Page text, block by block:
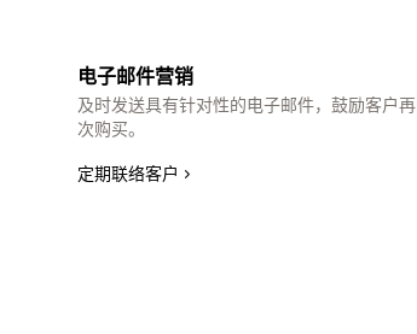
电子邮件营销
及时发送具有针对性的电子邮件，鼓励客户再
次购买。
定期联络客户